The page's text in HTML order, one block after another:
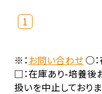
1
※：お問い合わせ○：
□：在庫あり-培養後
扱いを中止しており